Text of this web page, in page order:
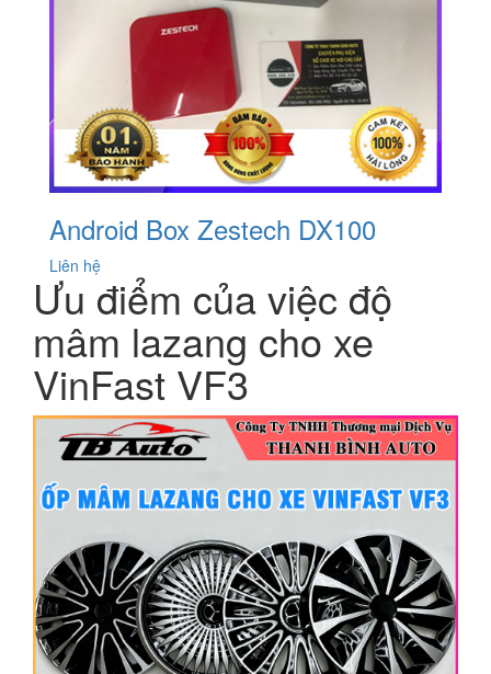
Android Box Zestech DX100
Liên hệ
Ưu điểm của việc độ
mâm lazang cho xe
VinFast VF3